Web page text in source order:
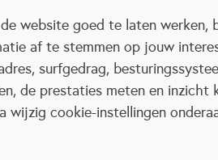
website goed te laten
af te stemmen op jouw
surfgedrag,
de prestaties meten en
wijzig cookie-instellingen